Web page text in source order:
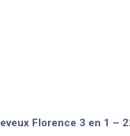
Florence 3 en 1 –